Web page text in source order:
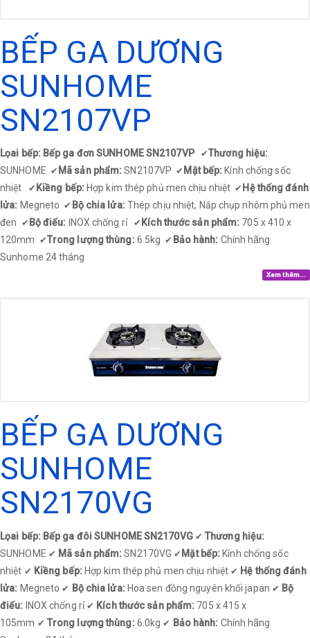
BẾP GA DƯƠNG
SUNHOME
SN2107VP
Lọai bếp: Bếp ga đơn SUNHOME SN2107VP ✔Thương hiệu:
SUNHOME ✔ Mã sản phẩm: SN2107VP ✔ Mặt bếp: Kính chống sốc
nhiệt
✔ Kiềng bếp: Hợp kim thép phủ men chịu nhiệt ✔ Hệ thống đánh
lửa: Megneto ✔ Bộ chia lửa: Thép chịu nhiệt, Nắp chụp nhôm phủ men
đen ✔ Bộ điếu: INOX chống rỉ ✔ Kích thước sản phẩm: 705 x 410 x
120mm ✔Trong lượng thùng: 6.5kg ✔ Bảo hành: Chính hãng
Sunhome 24 tháng
Xem thêm...
BẾP GA DƯƠNG
SUNHOME
SN2170VG
Lọai bếp: Bếp ga đôi SUNHOME SN2170VG ✔Thương hiệu:
SUNHOME ✔ Mã sản phẩm: SN2170VG ✔ Mặt bếp:Kính chống sốc
nhiệt ✔ Kiềng bếp: Hợp kim thép phủ men chịu nhiệt ✔ Hệ thống đánh
lửa: Megneto ✔ Bộ chia lửa: Hoa sen đồng nguyên khối japan ✔ Bộ
điếu: INOX chống rỉ ✔ Kích thước sản phẩm: 705 x 415 x
105mm ✔ Trong lượng thùng: 6.0kg ✔ Bảo hành: Chính hãng